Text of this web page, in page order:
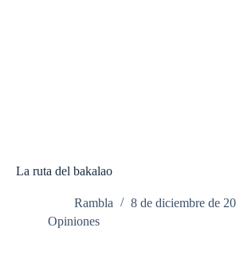
La ruta del bakalao
Rambla
8 de diciembre de
Opiniones